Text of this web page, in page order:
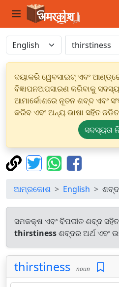
ଦୟାକରି ୱେବସାଇଟ୍ ଏବଂ
ବିଜ୍ଞାପନଅପସାରଣ କରିବାକୁ
ଆମାର୍କୋଶରେ ନୂତନ ଶବ୍ଦ ଏବଂ
କରିବ ଏବଂ ଅନ୍ୟ ଭାଷା ସହିତ
ସଦସ୍ୟତା
ଆମ୍ରକୋଶ English ଶବ୍ଦ
ସମକକ୍ଷ ଏବଂ ବିପରୀତ ଶବ୍ଦ
thirstinessଶବ୍ଦର ଅର୍ଥ ଏବଂ
thirstiness noun